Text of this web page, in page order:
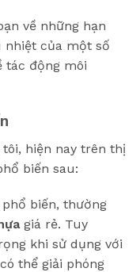
về những hạn
nhiệt của một số
tác động môi
hiện nay trên thị
biến sau:
biến, thường
giá rẻ. Tuy
khi sử dụng với
thể giải phóng